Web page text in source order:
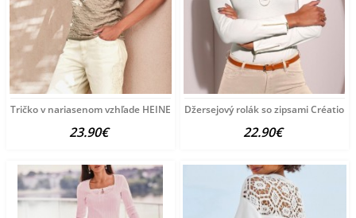
Tričko v nariasenom vzhľade HEINE, sivobéžové
23.90€
Džersejový rolák so zipsami Création
22.90€